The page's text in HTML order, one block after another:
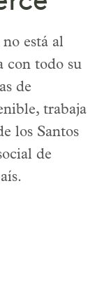
está al
con todo su
de
trabaja
los Santos
de